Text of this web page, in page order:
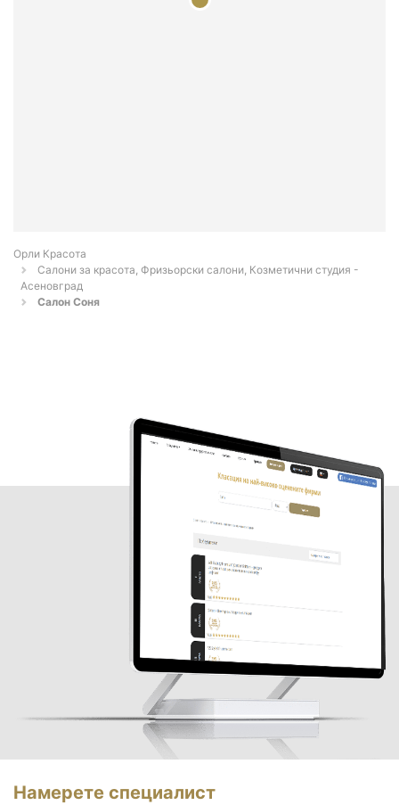
Орли Красота
Салони за красота, Фризьорски салони, Козметични студия -
Асеновград
Салон Соня
Намерете специалист